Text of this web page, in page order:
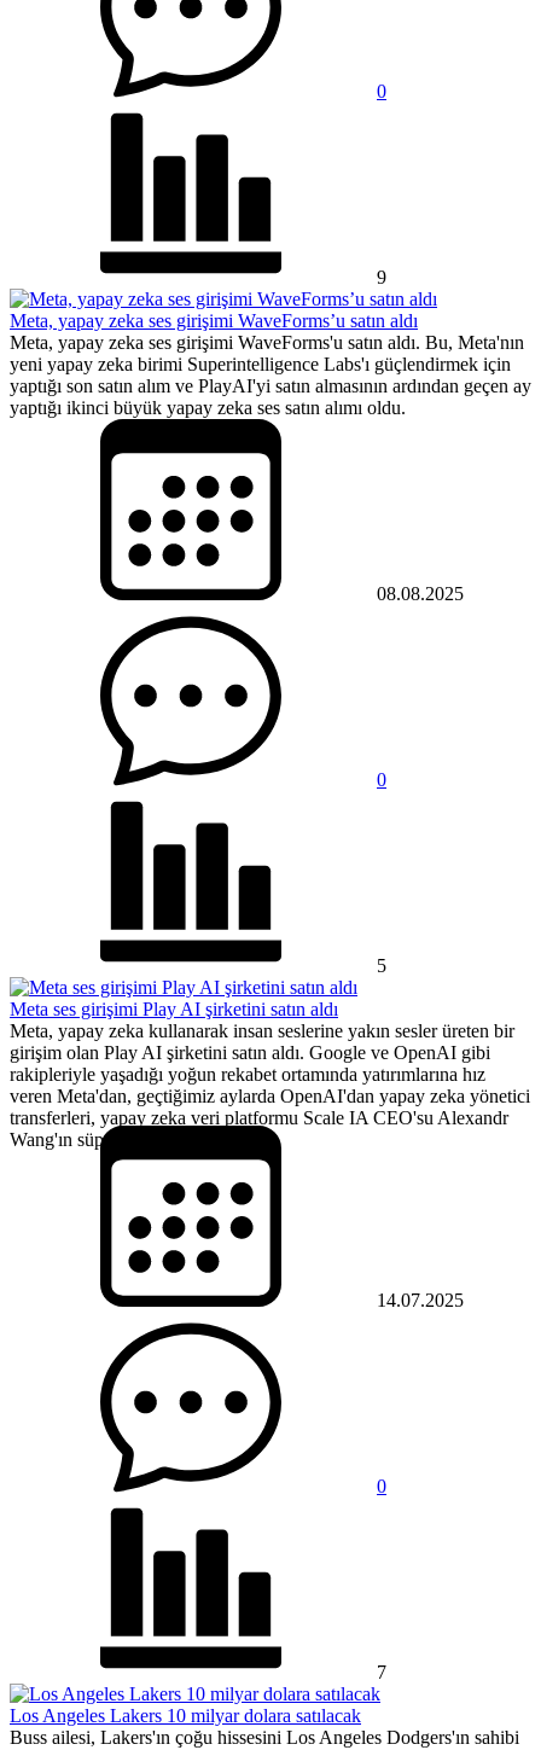
0
9
Meta, yapay zeka ses girişimi WaveForms’u satın aldı
Meta, yapay zeka ses girişimi WaveForms'u satın aldı. Bu, Meta'nın
yeni yapay zeka birimi Superintelligence Labs'ı güçlendirmek için
yaptığı son satın alım ve PlayAI'yi satın almasının ardından geçen ay
yaptığı ikinci büyük yapay zeka ses satın alımı oldu.
08.08.2025
0
5
Meta ses girişimi Play AI şirketini satın aldı
Meta, yapay zeka kullanarak insan seslerine yakın sesler üreten bir
girişim olan Play AI şirketini satın aldı. Google ve OpenAI gibi
rakipleriyle yaşadığı yoğun rekabet ortamında yatırımlarına hız
veren Meta'dan, geçtiğimiz aylarda OpenAI'dan yapay zeka yönetici
transferleri, yapay zeka veri platformu Scale IA CEO'su Alexandr
Wang'ın süper zeka odaklı gruba...
14.07.2025
0
7
Los Angeles Lakers 10 milyar dolara satılacak
Buss ailesi, Lakers'ın çoğu hissesini Los Angeles Dodgers'ın sahibi